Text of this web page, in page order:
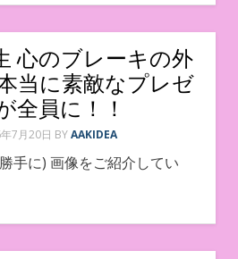
心のブレーキの外
当に素敵なプレゼ
全員に！！
7月20日 BY AAKIDEA
手に) 画像をご紹介してい